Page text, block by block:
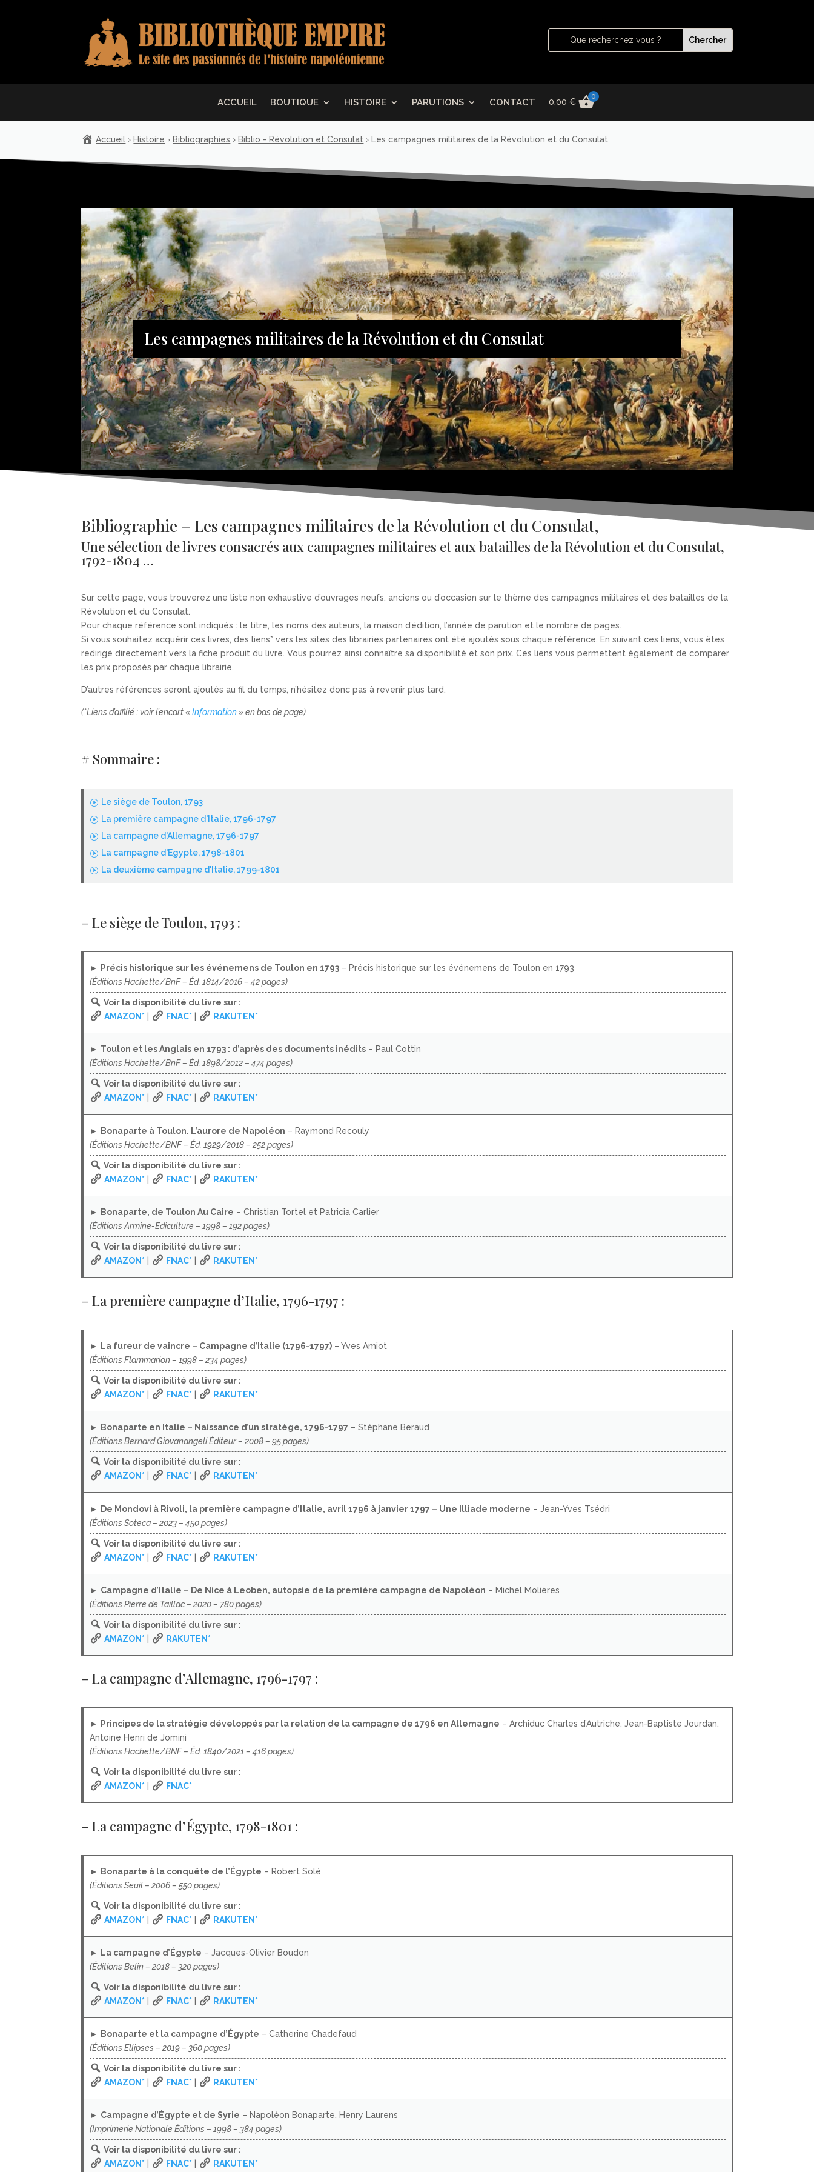
ACCUEIL BOUTIQUE HISTOIRE PARUTIONS CONTACT 0,00 €
0
Accueil › Histoire › Bibliographies › Biblio - Révolution et Consulat › Les campagnes militaires de la Révolution et du Consulat
Les campagnes militaires de la Révolution et du Consulat
Bibliographie – Les campagnes militaires de la Révolution et du Consulat,
Une sélection de livres consacrés aux campagnes militaires et aux batailles de la Révolution et du Consulat,
1792-1804 …
Sur cette page, vous trouverez une liste non exhaustive d’ouvrages neufs, anciens ou d’occasion sur le thème des campagnes militaires et des batailles de la
Révolution et du Consulat.
Pour chaque référence sont indiqués : le titre, les noms des auteurs, la maison d’édition, l’année de parution et le nombre de pages.
Si vous souhaitez acquérir ces livres, des liens* vers les sites des librairies partenaires ont été ajoutés sous chaque référence. En suivant ces liens, vous êtes
redirigé directement vers la fiche produit du livre. Vous pourrez ainsi connaître sa disponibilité et son prix. Ces liens vous permettent également de comparer
les prix proposés par chaque librairie.
D’autres références seront ajoutés au fil du temps, n’hésitez donc pas à revenir plus tard.
(*Liens d’affilié : voir l’encart «Information» en bas de page)
# Sommaire :
I Le siège de Toulon, 1793
I La première campagne d'Italie, 1796-1797
I La campagne d'Allemagne, 1796-1797
I La campagne d'Egypte, 1798-1801
I La deuxième campagne d'Italie, 1799-1801
– Le siège de Toulon, 1793 :
► Précis historique sur les événemens de Toulon en 1793 – Précis historique sur les événemens de Toulon en 1793
(Éditions Hachette/BnF – Éd. 1814/2016 – 42 pages)
Voir la disponibilité du livre sur :
AMAZON*
FNAC* RAKUTEN*
► Toulon et les Anglais en 1793 : d’après des documents inédits – Paul Cottin
(Éditions Hachette/BnF – Éd. 1898/2012 – 474 pages)
Voir la disponibilité du livre sur :
AMAZON*
FNAC* RAKUTEN*
► Bonaparte à Toulon. L’aurore de Napoléon – Raymond Recouly
(Éditions Hachette/BNF – Éd. 1929/2018 – 252 pages)
Voir la disponibilité du livre sur :
AMAZON*
FNAC* RAKUTEN*
► Bonaparte, de Toulon Au Caire – Christian Tortel et Patricia Carlier
(Éditions Armine-Ediculture – 1998 – 192 pages)
Voir la disponibilité du livre sur :
AMAZON*
FNAC* RAKUTEN*
– La première campagne d’Italie, 1796-1797 :
► La fureur de vaincre – Campagne d’Italie (1796-1797) – Yves Amiot
(Éditions Flammarion – 1998 – 234 pages)
Voir la disponibilité du livre sur :
AMAZON* | FNAC* | RAKUTEN*
► Bonaparte en Italie – Naissance d’un stratège, 1796-1797 – Stéphane Beraud
(Éditions Bernard Giovanangeli Éditeur – 2008 – 95 pages)
Voir la disponibilité du livre sur :
AMAZON* | FNAC* | RAKUTEN*
► De Mondovi à Rivoli, la première campagne d’Italie, avril 1796 à janvier 1797 – Une Illiade moderne – Jean-Yves Tsédri
(Éditions Soteca – 2023 – 450 pages)
Voir la disponibilité du livre sur :
AMAZON* | FNAC* | RAKUTEN*
► Campagne d’Italie – De Nice à Leoben, autopsie de la première campagne de Napoléon – Michel Molières
(Éditions Pierre de Taillac – 2020 – 780 pages)
Voir la disponibilité du livre sur :
AMAZON* | RAKUTEN*
– La campagne d’Allemagne, 1796-1797 :
► Principes de la stratégie développés par la relation de la campagne de 1796 en Allemagne – Archiduc Charles d’Autriche, Jean-Baptiste Jourdan,
Antoine Henri de Jomini
(Éditions Hachette/BNF – Éd. 1840/2021 – 416 pages)
Voir la disponibilité du livre sur :
AMAZON*
FNAC*
– La campagne d’Égypte, 1798-1801 :
► Bonaparte à la conquête de l’Égypte – Robert Solé
(Éditions Seuil – 2006 – 550 pages)
Voir la disponibilité du livre sur :
AMAZON*
FNAC* RAKUTEN*
► La campagne d’Égypte – Jacques-Olivier Boudon
(Éditions Belin – 2018 – 320 pages)
Voir la disponibilité du livre sur :
AMAZON*
FNAC* RAKUTEN*
► Bonaparte et la campagne d’Égypte – Catherine Chadefaud
(Éditions Ellipses – 2019 – 360 pages)
Voir la disponibilité du livre sur :
AMAZON*
FNAC* RAKUTEN*
► Campagne d’Égypte et de Syrie – Napoléon Bonaparte, Henry Laurens
(Imprimerie Nationale Éditions – 1998 – 384 pages)
Voir la disponibilité du livre sur :
AMAZON*
FNAC* RAKUTEN*